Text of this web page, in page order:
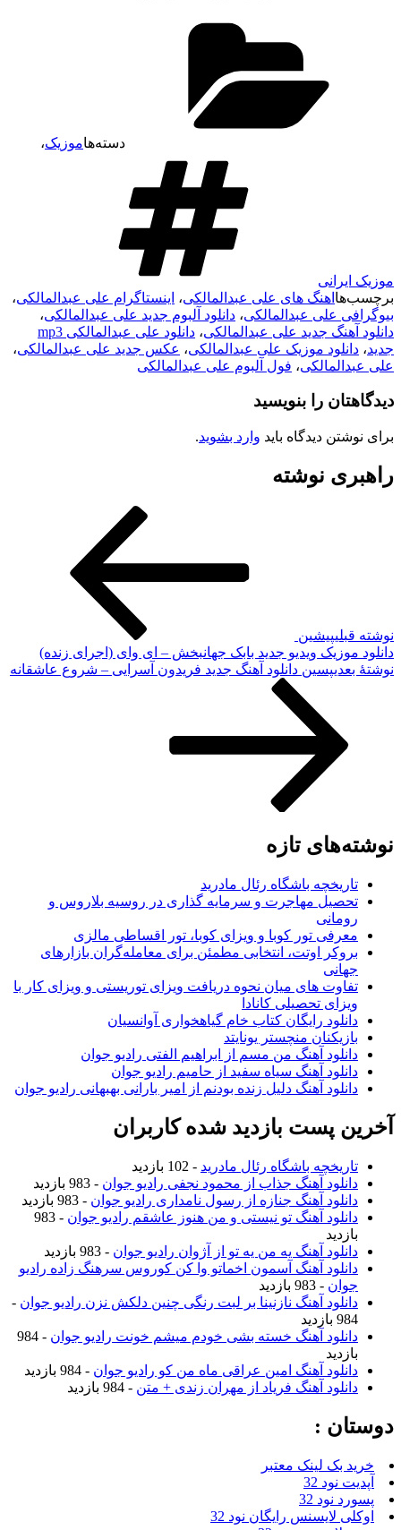
دسته‌هاموزیک،
موزیک ایرانی
برچسب‌ها اهنگ های علی عبدالمالکی، اینستاگرام علی عبدالمالکی،
بیوگرافی علی عبدالمالکی، دانلود آلبوم جدید علی عبدالمالکی،
دانلود آهنگ جدید علی عبدالمالکی،
دانلود علی عبدالمالکی mp3
جدید، دانلود موزیک علی عبدالمالکی، عکس جدید علی عبدالمالکی،
علی عبدالمالکی، فول آلبوم علی عبدالمالکی
دیدگاهتان را بنویسید
برای نوشتن دیدگاه باید وارد بشوید.
راهبری نوشته
نوشته قبلیپیشین
دانلود موزیک ویدیو جدید بابک جهانبخش – ای وای (اجرای زنده)
نوشته‌ٔ بعدیپسین دانلود آهنگ جدید فریدون آسرایی – شروع عاشقانه
نوشته‌های تازه
تاریخچه باشگاه رئال مادرید
تحصیل مهاجرت و سرمایه گذاری در روسیه بلاروس و
رومانی
معرفی تور کوبا و ویزای کوبا، تور اقساطی مالزی
بروکر اوتت، انتخابی مطمئن برای معامله‌گران بازارهای
جهانی
تفاوت های میان نحوه دریافت ویزای توریستی و ویزای کار با
ویزای تحصیلی کانادا
دانلود رایگان کتاب خام گیاهخواری آوانسیان
بازیکنان منچستر یونایتد
دانلود آهنگ من مسم از ابراهیم الفتی رادیو جوان
دانلود آهنگ سیاه سفید از حامیم رادیو جوان
دانلود آهنگ دلیل زنده بودنم از امیر بارانی بهبهانی رادیو جوان
آخرین پست بازدید شده کاربران
تاریخچه باشگاه رئال مادرید - 102 بازدید
دانلود آهنگ جذاب از محمود نجفی رادیو جوان - 983 بازدید
دانلود آهنگ جنازه از رسول نامداری رادیو جوان - 983 بازدید
دانلود آهنگ تو نیستی و من هنوز عاشقم رادیو جوان
- 983
بازدید
دانلود آهنگ یه من یه تو از آژوان رادیو جوان - 983 بازدید
دانلود آهنگ آسمون اخماتو وا کن کوروس سرهنگ زاده رادیو
جوان - 983 بازدید
دانلود آهنگ نازنینا بر لبت رنگی چنین دلکش نزن رادیو جوان -
984 بازدید
دانلود آهنگ خسته بشی خودم میشم خونت رادیو جوان
- 984
بازدید
دانلود آهنگ امین عراقی ماه من کو رادیو جوان - 984 بازدید
دانلود آهنگ فریاد از مهران زندی + متن - 984 بازدید
دوستان :
خرید بک لینک معتبر
آپدیت نود 32
پسورد نود 32
اوکلی لایسنس رایگان نود 32